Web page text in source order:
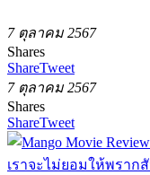
7 ตุลาคม 2567
Shares
ShareTweet
7 ตุลาคม 2567
Shares
ShareTweet